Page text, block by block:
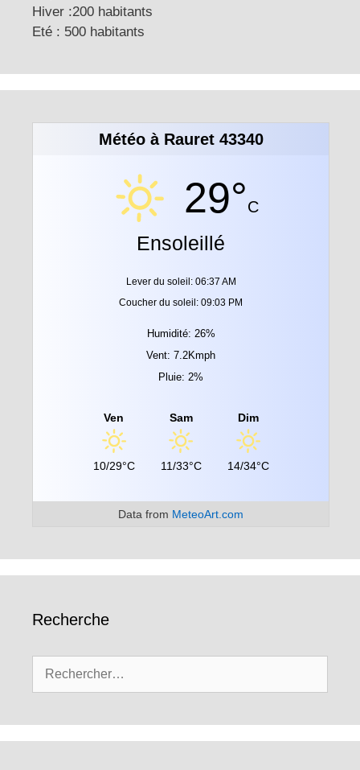
Hiver :200 habitants
Eté : 500 habitants
Météo à Rauret 43340
29°C
Ensoleillé
Lever du soleil: 06:37 AM
Coucher du soleil: 09:03 PM
Humidité: 26%
Vent: 7.2Kmph
Pluie: 2%
Ven
10/29°C
Sam
11/33°C
Dim
14/34°C
Data from MeteoArt.com
Recherche